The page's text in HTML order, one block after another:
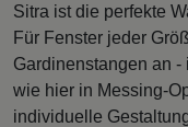
Sitra ist die perfekte
Für Fenster jeder
Gardinenstangen an
wie hier in Messing-
individuelle